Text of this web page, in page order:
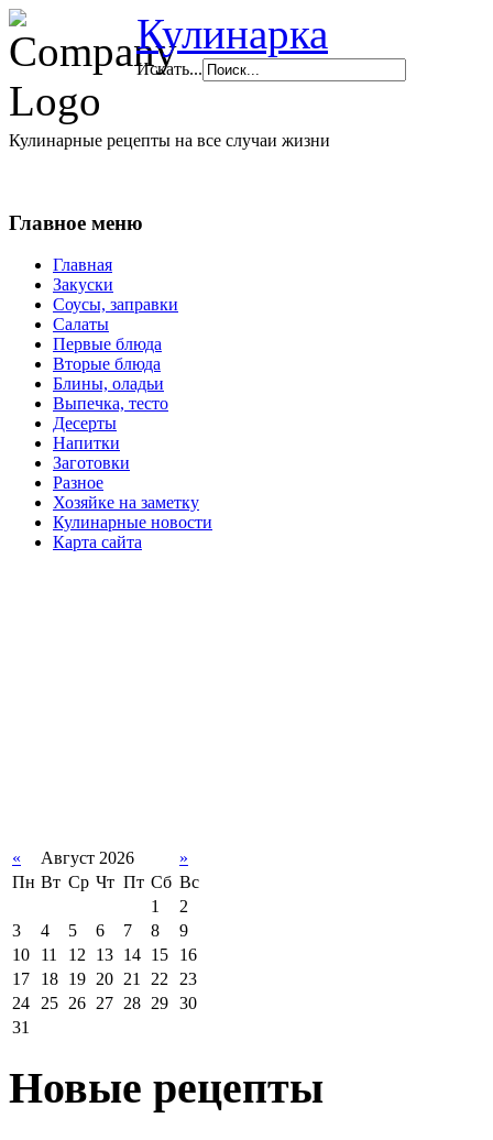
Кулинарка
Искать...
Кулинарные рецепты на все случаи жизни
Главное меню
Главная
Закуски
Соусы, заправки
Салаты
Первые блюда
Вторые блюда
Блины, оладьи
Выпечка, тесто
Десерты
Напитки
Заготовки
Разное
Хозяйке на заметку
Кулинарные новости
Карта сайта
« Август 2026
»
Пн Вт Ср Чт Пт Сб Вс
1
2
3
4 5 6 7 8
9
10
11 12 13 14 15
16
17
18 19 20 21 22 23
24 25 26 27 28 29 30
31
Новые рецепты